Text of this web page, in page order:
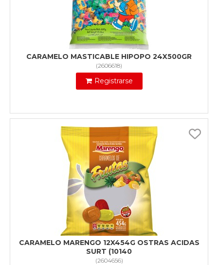
CARAMELO MASTICABLE HIPOPO 24X500GR
(2606618)
Registrarse
CARAMELO MARENGO 12X454G OSTRAS ACIDAS
SURT (10140
(2604656)